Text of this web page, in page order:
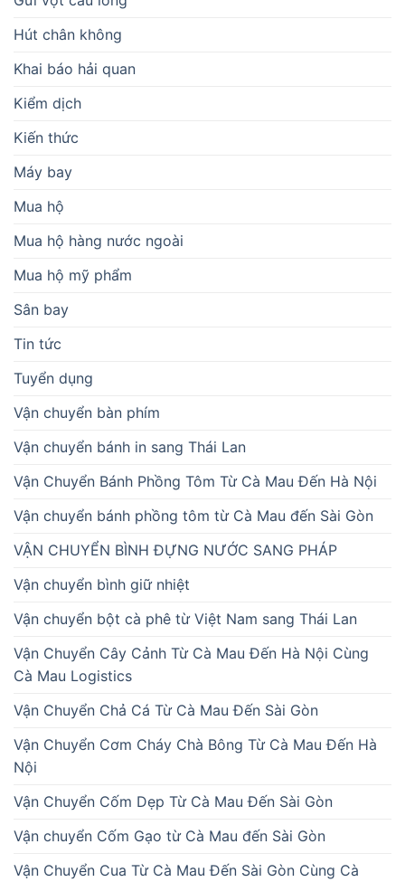
Hút chân không
Khai báo hải quan
Kiểm dịch
Kiến thức
Máy bay
Mua hộ
Mua hộ hàng nước ngoài
Mua hộ mỹ phẩm
Sân bay
Tin tức
Tuyển dụng
Vận chuyển bàn phím
Vận chuyển bánh in sang Thái Lan
Vận Chuyển Bánh Phồng Tôm Từ Cà Mau Đến Hà Nội
Vận chuyển bánh phồng tôm từ Cà Mau đến Sài Gòn
VẬN CHUYỂN BÌNH ĐỰNG NƯỚC SANG PHÁP
Vận chuyển bình giữ nhiệt
Vận chuyển bột cà phê từ Việt Nam sang Thái Lan
Vận Chuyển Cây Cảnh Từ Cà Mau Đến Hà Nội Cùng
Cà Mau Logistics
Vận Chuyển Chả Cá Từ Cà Mau Đến Sài Gòn
Vận Chuyển Cơm Cháy Chà Bông Từ Cà Mau Đến Hà
Nội
Vận Chuyển Cốm Dẹp Từ Cà Mau Đến Sài Gòn
Vận chuyển Cốm Gạo từ Cà Mau đến Sài Gòn
Vận Chuyển Cua Từ Cà Mau Đến Sài Gòn Cùng Cà